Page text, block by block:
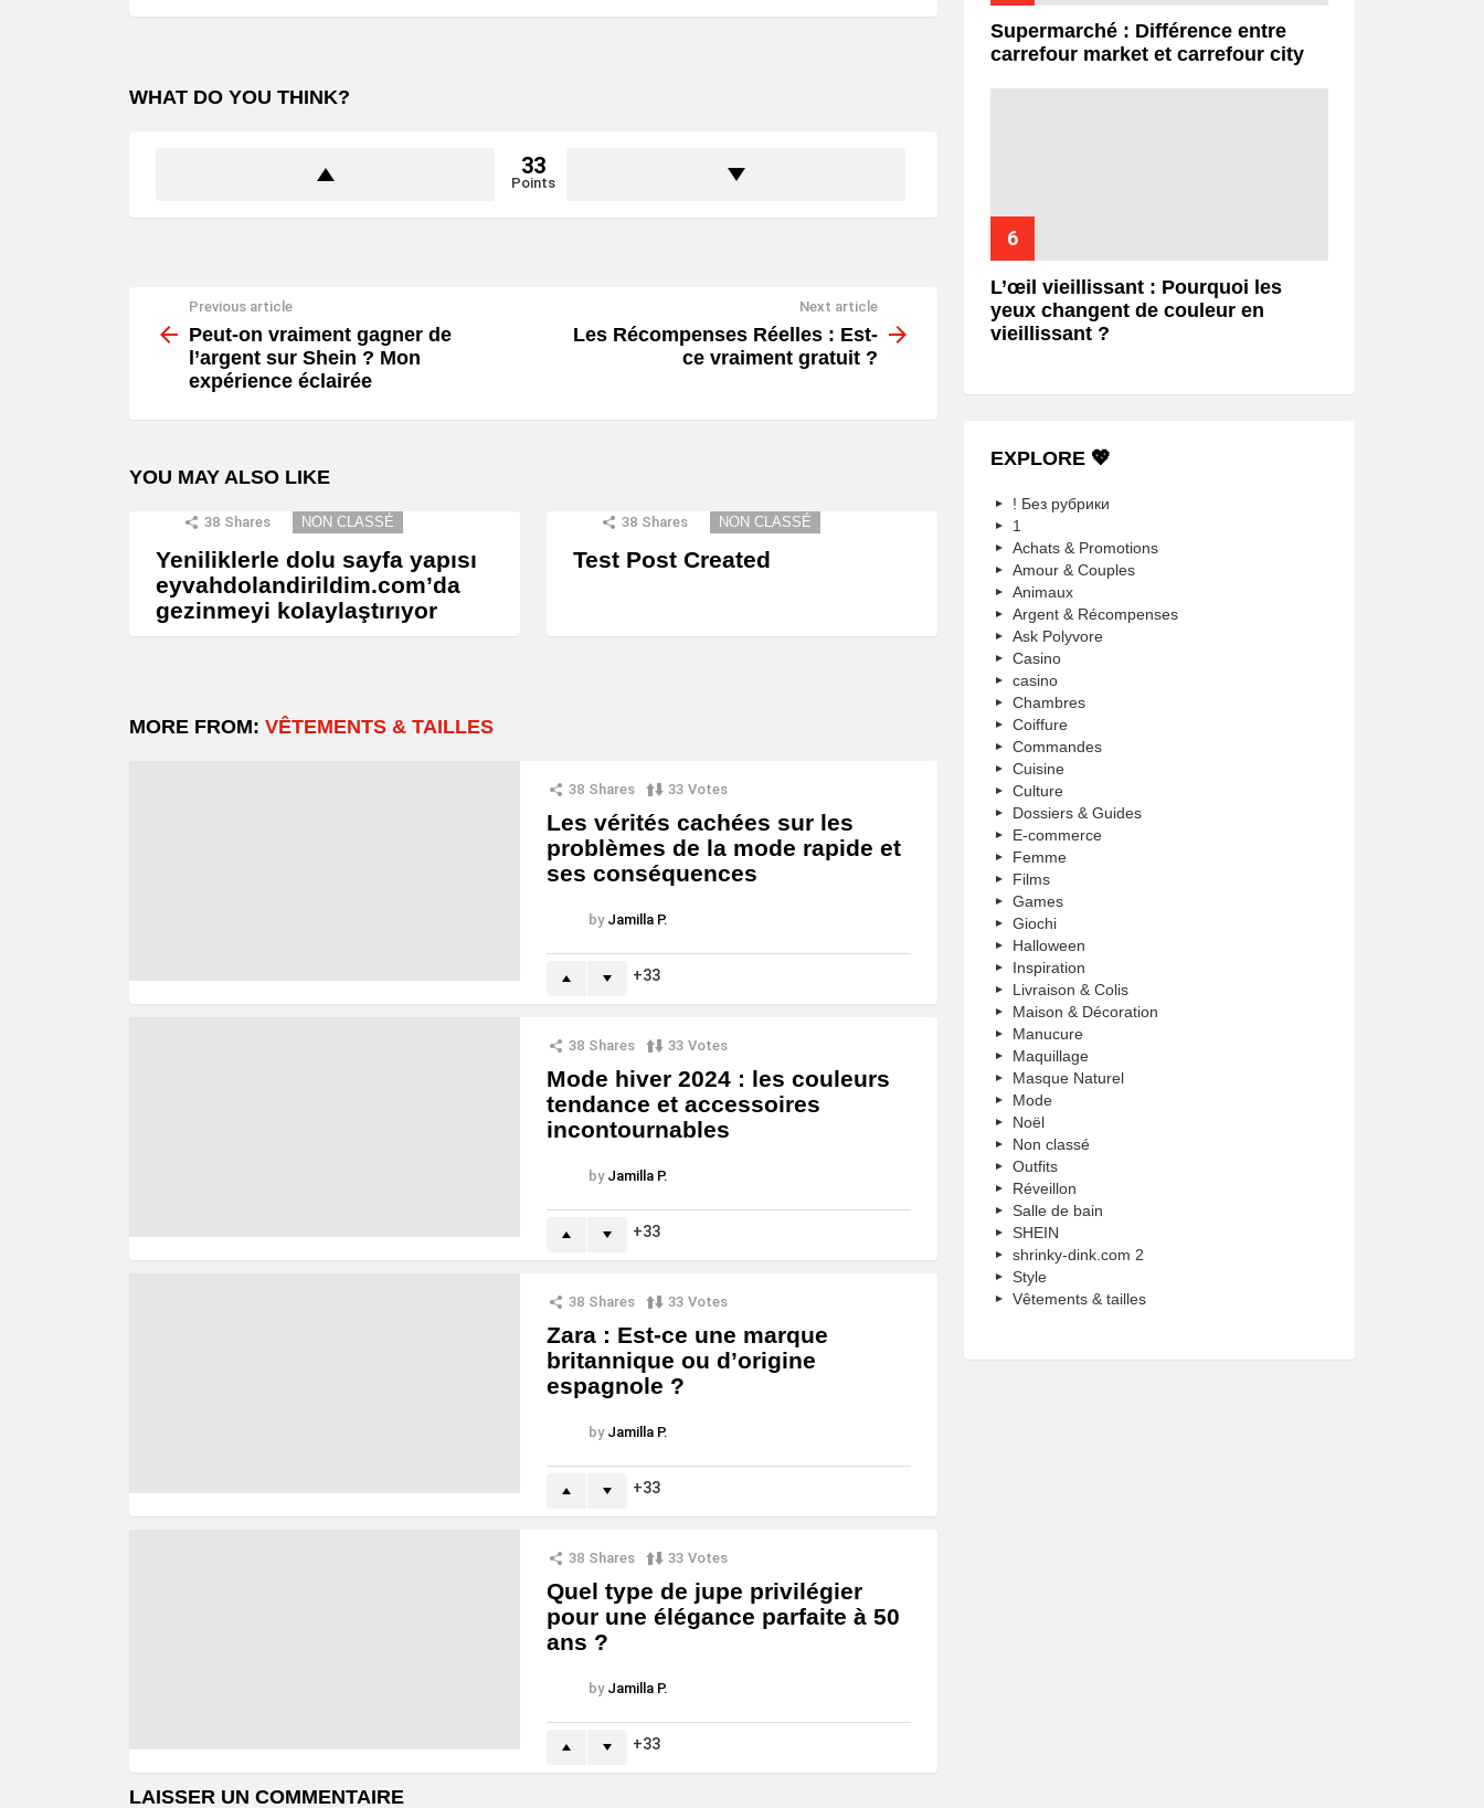
WHAT DO YOU THINK?
33
Points
more
Previous article
Peut-on vraiment gagner de
l’argent sur Shein ? Mon
expérience éclairée
Next article
Les Récompenses Réelles : Est-
ce vraiment gratuit ?
YOU MAY ALSO LIKE
38 Shares NON CLASSÉ
Yeniliklerle dolu sayfa yapısı
eyvahdolandirildim.com’da
gezinmeyi kolaylaştırıyor
38 Shares NON CLASSÉ
Test Post Created
MORE FROM: VÊTEMENTS & TAILLES
38 Shares 33 Votes
Les vérités cachées sur les
problèmes de la mode rapide et
ses conséquences
by Jamilla P.
33
38 Shares 33 Votes
Mode hiver 2024 : les couleurs
tendance et accessoires
incontournables
by Jamilla P.
33
38 Shares 33 Votes
Zara : Est-ce une marque
britannique ou d’origine
espagnole ?
by Jamilla P.
33
38 Shares 33 Votes
Quel type de jupe privilégier
pour une élégance parfaite à 50
ans ?
by Jamilla P.
33
LAISSER UN COMMENTAIRE
Supermarché : Différence entre
carrefour market et carrefour city
L’œil vieillissant : Pourquoi les
yeux changent de couleur en
vieillissant ?
EXPLORE 💖
! Без рубрики
1
Achats & Promotions
Amour & Couples
Animaux
Argent & Récompenses
Ask Polyvore
Casino
casino
Chambres
Coiffure
Commandes
Cuisine
Culture
Dossiers & Guides
E-commerce
Femme
Films
Games
Giochi
Halloween
Inspiration
Livraison & Colis
Maison & Décoration
Manucure
Maquillage
Masque Naturel
Mode
Noël
Non classé
Outfits
Réveillon
Salle de bain
SHEIN
shrinky-dink.com 2
Style
Vêtements & tailles